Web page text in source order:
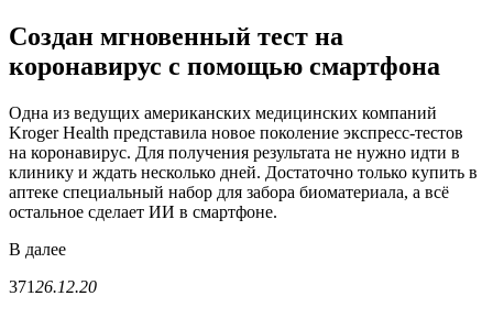
Создан мгновенный тест на
коронавирус с помощью смартфона
Одна из ведущих американских медицинских компаний
Kroger Health представила новое поколение экспресс-тестов
на коронавирус. Для получения результата не нужно идти в
клинику и ждать несколько дней. Достаточно только купить в
аптеке специальный набор для забора биоматериала, а всё
остальное сделает ИИ в смартфоне.
В далее
37126.12.20